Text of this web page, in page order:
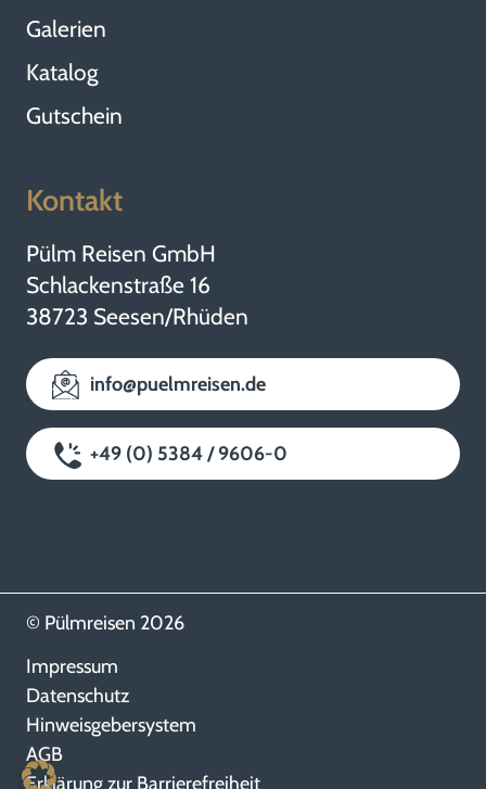
Galerien
Katalog
Gutschein
Kontakt
Pülm Reisen GmbH
Schlackenstraße 16
38723 Seesen/Rhüden
info@puelmreisen.de
+49 (0) 5384 / 9606-0
© Pülmreisen 2026
Impressum
Datenschutz
Hinweisgebersystem
AGB
Erklärung zur Barrierefreiheit